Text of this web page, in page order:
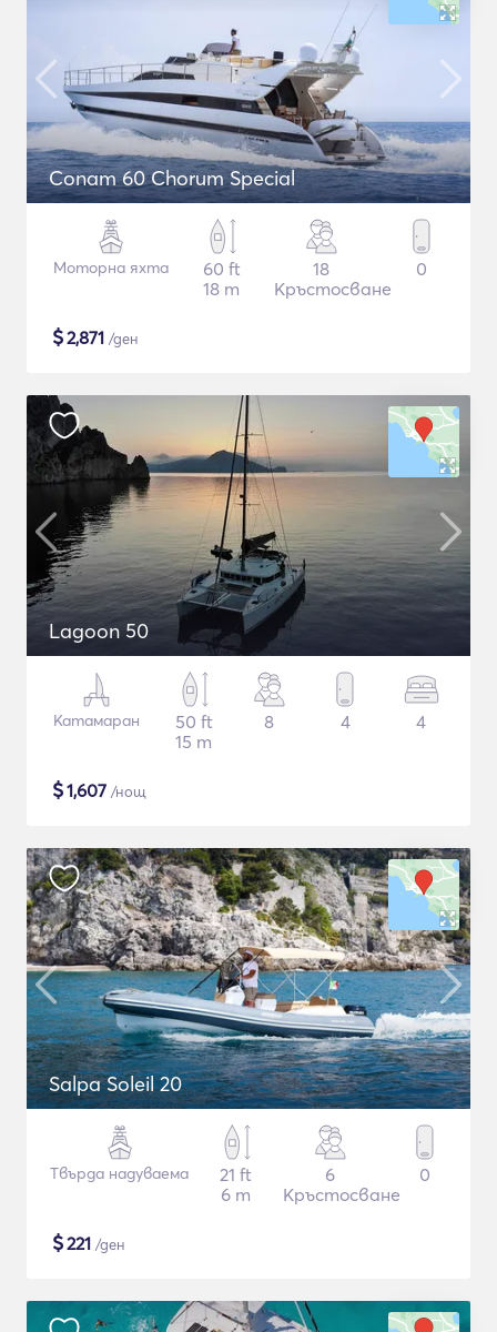
Conam 60 Chorum Special
Моторна яхта
60 ft
18 m
18
Кръстосване
0
$2,871 /ден
Lagoon 50
Катамаран
50 ft
15 m
8 4 4
$1,607 /нощ
Salpa Soleil 20
Твърда надуваема
21 ft
6 m
6
Кръстосване
0
$221 /ден